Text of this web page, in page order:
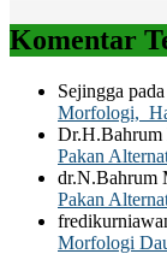
Komentar
Sejingga pada
Morfologi,
Dr.H.Bahrum
Pakan
dr.N.Bahrum
Pakan
Morfologi